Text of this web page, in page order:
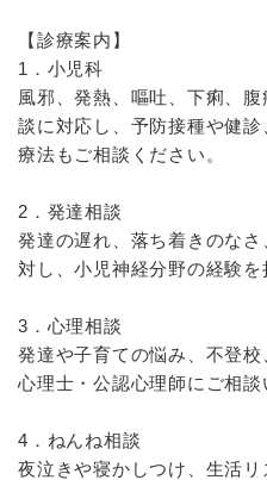
【診療案内】
1．小児科
風邪、発熱、嘔吐、下痢、
談に対応し、予防接種や健
療法もご相談ください。
2．発達相談
発達の遅れ、落ち着きのな
対し、小児神経分野の経験を
3．心理相談
発達や子育ての悩み、不登
心理士・公認心理師にご相談
4．ねんね相談
夜泣きや寝かしつけ、生活